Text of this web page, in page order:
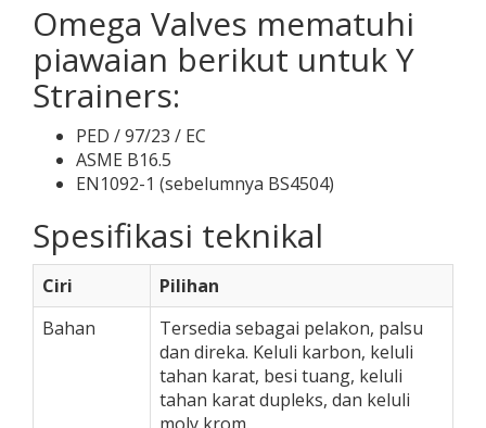
Omega Valves mematuhi
piawaian berikut untuk Y
Strainers:
PED / 97/23 / EC
ASME B16.5
EN1092-1 (sebelumnya BS4504)
Spesifikasi teknikal
Ciri
Pilihan
Bahan
Tersedia sebagai pelakon, palsu
dan direka. Keluli karbon, keluli
tahan karat, besi tuang, keluli
tahan karat dupleks, dan keluli